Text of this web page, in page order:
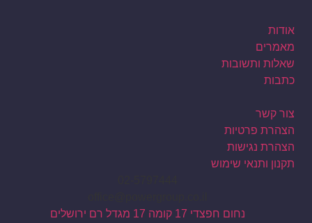
אודות
מאמרים
שאלות ותשובות
כתבות
צור קשר
הצהרת פרטיות
הצהרת נגישות
תקנון ותנאי שימוש
נחום חפצדי 17 קומה 17 מגדל רם ירושלים